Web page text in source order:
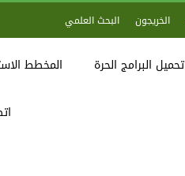
الخريجون البحث العلمي
تحميل البرامج الحرة المخطط